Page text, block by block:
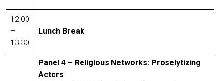
12:00
–
13:30
Lunch Break
Panel 4 – Reli­gious Net­works: Pro­se­ly­tiz­ing
Actors